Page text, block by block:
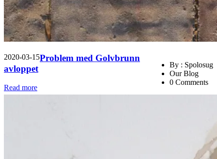
2020-03-15
By : Spolosug
Our Blog
0 Comments
Problem med Golvbrunn
avloppet
Read more